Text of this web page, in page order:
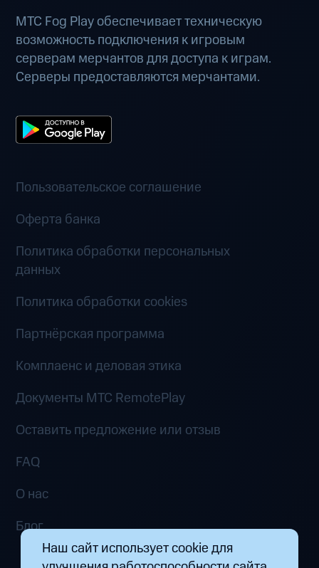
Наш сайт использует cookie для
МТС Fog Play обеспечивает техническую
возможность подключения к игровым
серверам мерчантов для доступа к играм.
Серверы предоставляются мерчантами.
Пользовательское соглашение
Оферта банка
Политика обработки персональных
данных
Политика обработки cookies
Партнёрская программа
Комплаенс и деловая этика
Документы MTC RemotePlay
Оставить предложение или отзыв
FAQ
О нас
Блог